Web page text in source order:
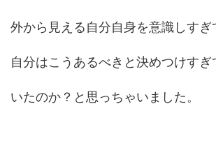
外から見える自分自身を意識しすぎ
自分はこうあるべきと決めつけすぎ
いたのか？と思っちゃいました。